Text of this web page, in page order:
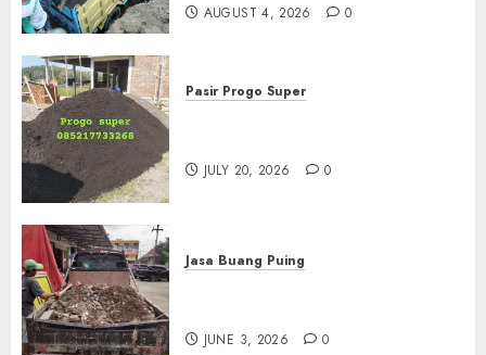
AUGUST 4, 2026 0
Pasir Progo Super
JULY 20, 2026 0
Jasa Buang Puing
JUNE 3, 2026 0